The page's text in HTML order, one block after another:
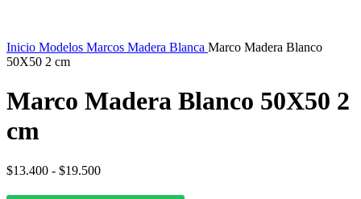
Inicio Modelos Marcos Madera Blanca Marco Madera Blanco
50X50 2 cm
Marco Madera Blanco 50X50 2
cm
$13.400 - $19.500